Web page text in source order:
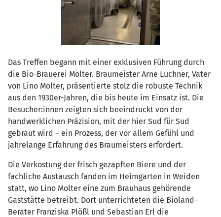
Das Treffen begann mit einer exklusiven Führung durch
die Bio-Brauerei Molter. Braumeister Arne Luchner, Vater
von Lino Molter, präsentierte stolz die robuste Technik
aus den 1930er-Jahren, die bis heute im Einsatz ist. Die
Besucher:innen zeigten sich beeindruckt von der
handwerklichen Präzision, mit der hier Sud für Sud
gebraut wird – ein Prozess, der vor allem Gefühl und
jahrelange Erfahrung des Braumeisters erfordert.
Die Verkostung der frisch gezapften Biere und der
fachliche Austausch fanden im Heimgarten in Weiden
statt, wo Lino Molter eine zum Brauhaus gehörende
Gaststätte betreibt. Dort unterrichteten die Bioland-
Berater Franziska Plößl und Sebastian Erl die